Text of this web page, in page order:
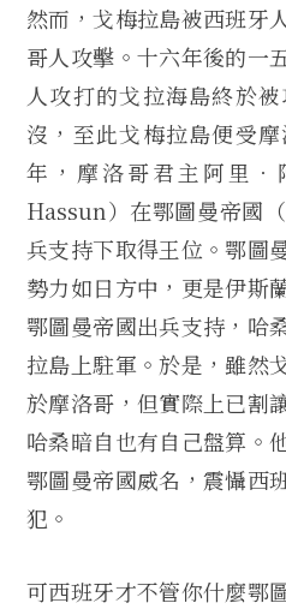
然而，戈梅拉島被西班牙
哥人攻擊。十六年後的一
人攻打的戈拉海島終於
沒，至此戈梅拉島便受
年，摩洛哥君主阿里
Hassun）在鄂圖曼帝國
兵支持下取得王位。鄂圖
勢力如日方中，更是伊斯
鄂圖曼帝國出兵支持，哈
拉島上駐軍。於是，雖然
於摩洛哥，但實際上已割
哈桑暗自也有自己盤算。
鄂圖曼帝國威名，震懾西
犯。
可西班牙才不管你什麼鄂